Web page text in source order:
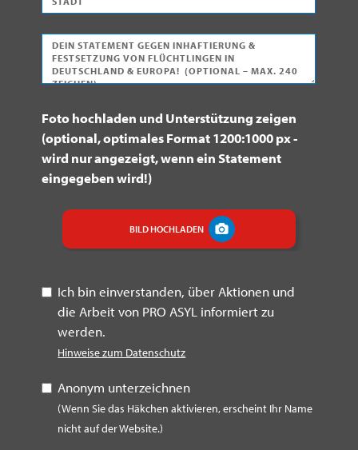
s
b
e
s
t
e
s
e
t
l
z
a
h
l
t
a
c
r
i
c
h
Foto hochladen und Unterstützung zeigen
(optional, optimales Format 1200:1000 px -
wird nur angezeigt, wenn ein Statement
eingegeben wird!)
BILD HOCHLADEN
Ich bin einverstanden, über Aktionen und
die Arbeit von PRO ASYL informiert zu
werden.
Hinweise zum Datenschutz
Anonym unterzeichnen
(Wenn Sie das Häkchen aktivieren, erscheint Ihr Name
nicht auf der Website.)